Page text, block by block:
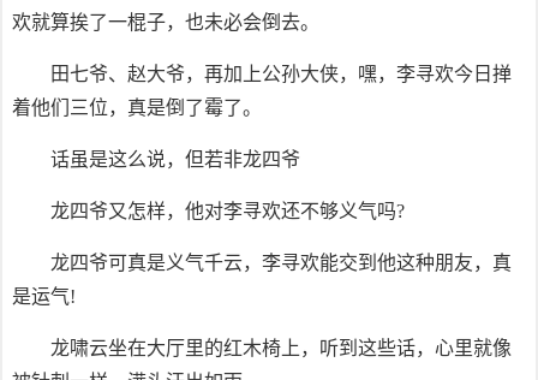
欢就算挨了一棍子，也未必会倒去。
田七爷、赵大爷，再加上公孙大侠，嘿，李寻欢今日掸
着他们三位，真是倒了霉了。
话虽是这么说，但若非龙四爷
龙四爷又怎样，他对李寻欢还不够义气吗?
龙四爷可真是义气千云，李寻欢能交到他这种朋友，真
是运气!
龙啸云坐在大厅里的红木椅上，听到这些话，心里就像